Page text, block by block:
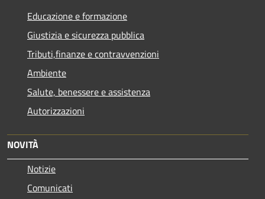
Educazione e formazione
Giustizia e sicurezza pubblica
Tributi,finanze e contravvenzioni
Ambiente
Salute, benessere e assistenza
Autorizzazioni
NOVITÀ
Notizie
Comunicati